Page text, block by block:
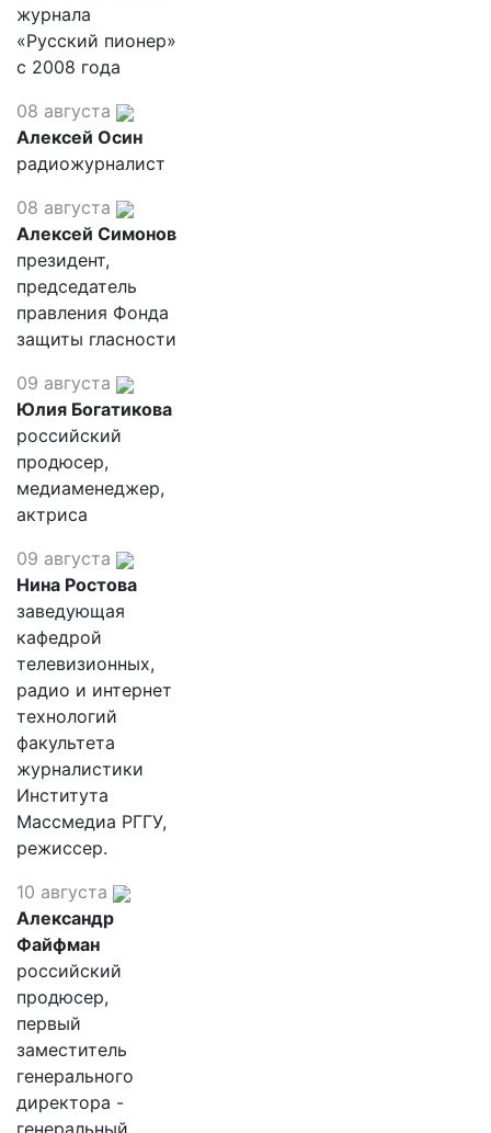
журнала
«Русский пионер»
с 2008 года
08 августа
Алексей Осин
радиожурналист
08 августа
Алексей Симонов
президент,
председатель
правления Фонда
защиты гласности
09 августа
Юлия Богатикова
российский
продюсер,
медиаменеджер,
актриса
09 августа
Нина Ростова
заведующая
кафедрой
телевизионных,
радио и интернет
технологий
факультета
журналистики
Института
Массмедиа РГГУ,
режиссер.
10 августа
Александр
Файфман
российский
продюсер,
первый
заместитель
генерального
директора -
генеральный